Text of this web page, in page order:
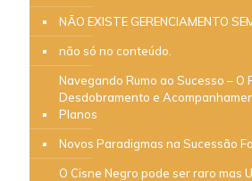
NÃO EXISTE GERENCIAMENTO
não só no conteúdo.
Navegando Rumo ao Sucesso – O
Desdobramento e
Planos
Novos Paradigmas na Sucessão
O Cisne Negro pode ser raro mas